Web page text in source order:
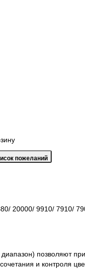
20000/ 9910/ 7910/
позволяют
и контроля